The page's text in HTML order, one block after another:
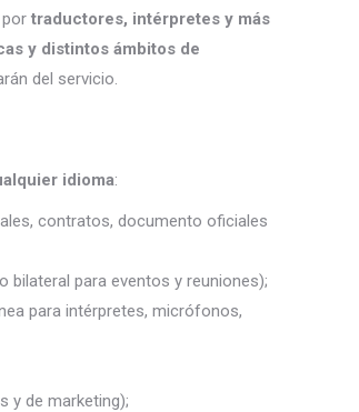
traductores, intérpretes y más
y distintos ámbitos de
del servicio.
idioma:
contratos, documento oficiales
bilateral para eventos y reuniones);
para intérpretes, micrófonos,
y de marketing);